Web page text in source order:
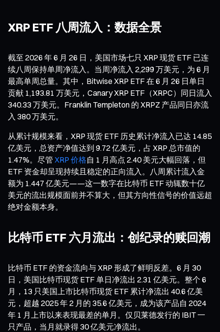
XRP ETF 八周流入：数据全景
截至 2026 年 6 月 26 日，美国市场七只 XRP 现货 ETF 已连
续八周保持单周净流入。当周净流入 2,299 万美元，为 6 月
最高单周总量。其中，Bitwise XRP ETF 在 6 月 26 日单日
贡献 1,193.81 万美元，Canary XRP ETF（XRPC）同日流入
340.33 万美元。Franklin Templeton 的 XRPZ 产品同日亦流
入 380 万美元。
从累计规模来看，XRP 现货 ETF 历史累计净流入已达 14.85
亿美元，总资产净值达到 9.72 亿美元，占 XRP 总市值的
1.47%。尽管 XRP 价格自 1 月高点 2.40 美元大幅回落，但
ETF 资金却呈现持续且稳定的正向流入。八周累计流入金
额为 1.447 亿美元——这一数字在比特币 ETF 动辄数十亿
美元的流出规模面前并不算大，但其方向性信号的价值远超
绝对金额本身。
比特币 ETF 六月流出：创纪录的赎回潮
比特币 ETF 的资金流向与 XRP 形成了鲜明反差。6 月 30
日，美国比特币现货 ETF 单日净流出 2.31 亿美元。整个 6
月，13 只美国上市比特币现货 ETF 累计净流出 40.6 亿美
元，超越 2025 年 2 月的 35.6 亿美元，成为该产品自 2024
年 1 月上市以来表现最差的单月。仅贝莱德发行的 IBIT 一
只产品，当月就录得 30 亿美元净流出。